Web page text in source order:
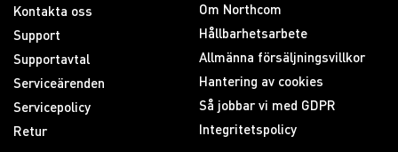
Kontakta oss
Support
Supportavtal
Serviceärenden
Servicepolicy
Retur
Om Northcom
Hållbarhetsarbete
Allmänna försäljningsvillkor
Hantering av cookies
Så jobbar vi med GDPR
Integritetspolicy